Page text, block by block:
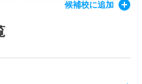
候補校に追加